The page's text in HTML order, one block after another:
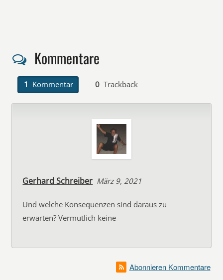
Kommentare
1 Kommentar 0 Trackback
Gerhard Schreiber März 9, 2021
Und welche Konsequenzen sind daraus zu
erwarten? Vermutlich keine
Abonnieren Kommentare